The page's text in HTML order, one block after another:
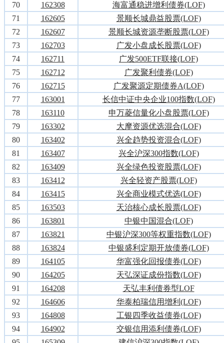
70
162308
海富通稳进增利债券(LOF)
71
162605
景顺长城鼎益股票(LOF)
72
162607
景顺长城资源垄断股票(LOF)
73
162703
广发小盘成长股票(LOF)
74
162711
广发500ETF联接(LOF)
75
162712
广发聚利债券(LOF)
76
162715
广发聚源定期债券A(LOF)
77
163001
长信中证中央企业100指数(LOF)
78
163110
申万菱信量化小盘股票(LOF)
79
163302
大摩资源优选混合(LOF)
80
163402
兴全趋势投资混合(LOF)
81
163407
兴全沪深300指数(LOF)
82
163409
兴全绿色投资股票(LOF)
83
163412
兴全轻资产股票(LOF)
84
163415
兴全商业模式优选(LOF)
85
163503
天治核心成长股票(LOF)
86
163801
中银中国混合(LOF)
87
163821
中银沪深300等权重指数(LOF)
88
163824
中银盛利定期开放债券(LOF)
89
164105
华富强化回报债券(LOF)
90
164205
天弘深证成份指数(LOF)
91
164208
天弘丰利债券型LOF
92
164606
华泰柏瑞信用增利(LOF)
93
164808
工银四季收益债券(LOF)
94
164902
交银信用添利债券(LOF)